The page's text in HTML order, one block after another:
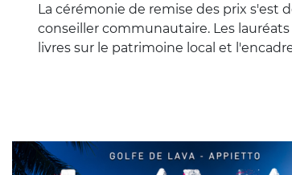
La cérémonie de remise des prix s'est
conseiller communautaire. Les
livres sur le patrimoine local et